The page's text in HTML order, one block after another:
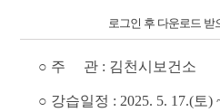
로그인 후 다운로드 받
○ 주 관 : 김천시보건소
○ 강습일정 : 2025. 5. 17.(토)